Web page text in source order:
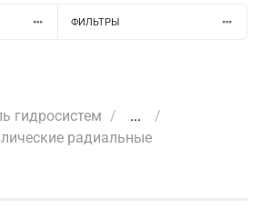
ФИЛЬТРЫ
гидросистем
...
радиальные